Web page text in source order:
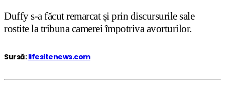
Duffy s-a făcut remarcat și prin discursurile sale
rostite la tribuna camerei împotriva avorturilor.
Sursă:lifesitenews.com